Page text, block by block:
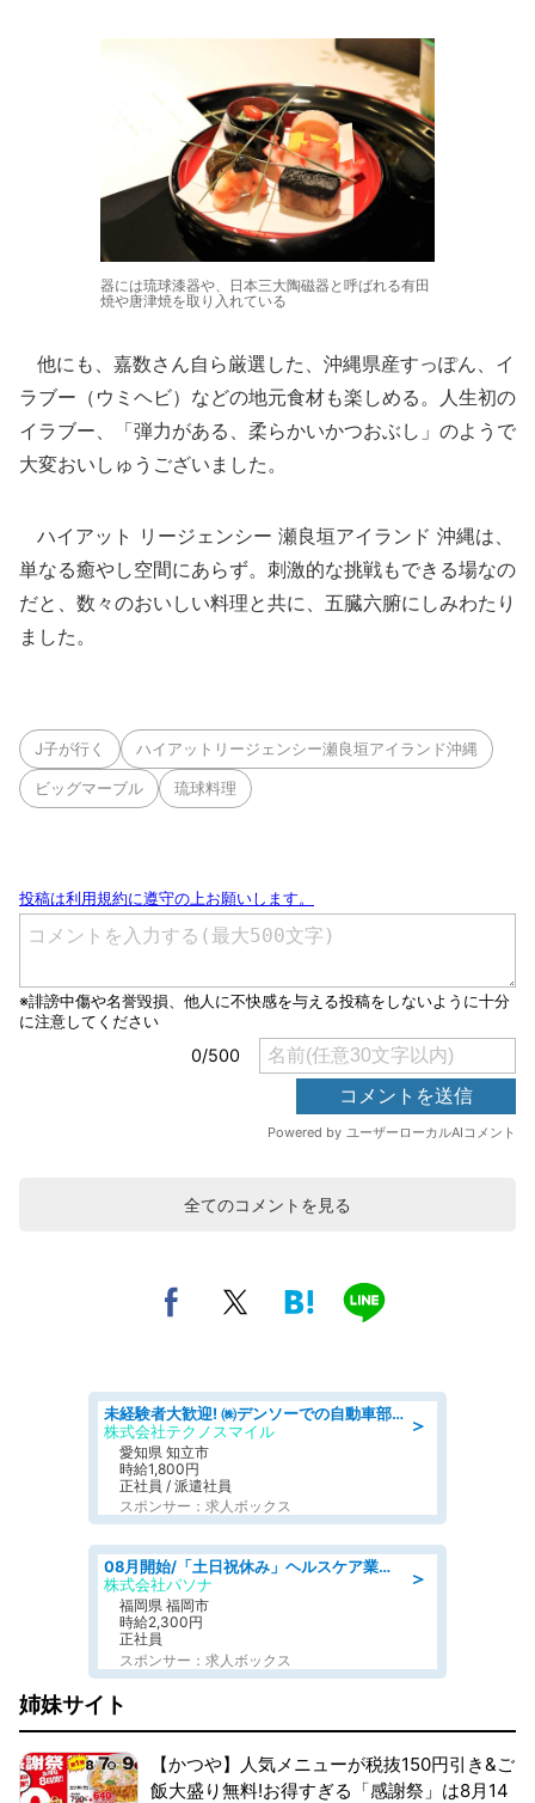
器には琉球漆器や、日本三大陶磁器と呼ばれる有田
焼や唐津焼を取り入れている
他にも、嘉数さん自ら厳選した、沖縄県産すっぽん、イ
ラブー（ウミヘビ）などの地元食材も楽しめる。人生初の
イラブー、「弾力がある、柔らかいかつおぶし」のようで
大変おいしゅうございました。
ハイアット リージェンシー 瀬良垣アイランド 沖縄は、
単なる癒やし空間にあらず。刺激的な挑戦もできる場なの
だと、数々のおいしい料理と共に、五臓六腑にしみわたり
ました。
J子が行く ハイアットリージェンシー瀬良垣アイランド沖縄
ビッグマーブル 琉球料理
全てのコメントを見る
＞
未経験者大歓迎! ㈱デンソーでの自動車部品の組立作業 denso aichi
株式会社テクノスマイル
愛知県 知立市
時給1,800円
正社員 / 派遣社員
スポンサー：求人ボックス
＞
08月開始/「土日祝休み」ヘルスケア業界の産業保健師/高時給/未経験OK/要資格:保健師、正看護師
株式会社パソナ
福岡県 福岡市
時給2,300円
正社員
スポンサー：求人ボックス
姉妹サイト
【かつや】人気メニューが税抜150円引き&ご
飯大盛り無料!お得すぎる「感謝祭」は8月14